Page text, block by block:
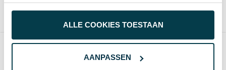
ALLE COOKIES TOESTAAN
AANPASSEN
50 st.
1-2 d
6-8 d